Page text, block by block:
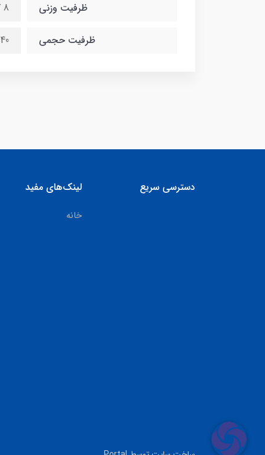
ظرفیت وزنی 8 کیلوکرم
ظرفیت حجمی 40 لیتر
دسترسی سریع لینک‌های مفید
خانه